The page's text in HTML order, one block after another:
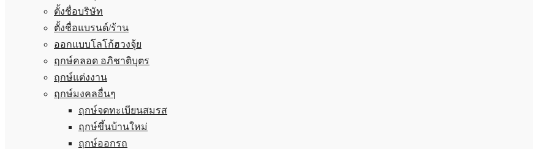
ตั้งชื่อบริษัท
ตั้งชื่อแบรนด์/ร้าน
ออกแบบโลโก้ฮวงจุ้ย
ฤกษ์คลอด อภิชาติบุตร
ฤกษ์แต่งงาน
ฤกษ์มงคลอื่นๆ
ฤกษ์จดทะเบียนสมรส
ฤกษ์ขึ้นบ้านใหม่
ฤกษ์ออกรถ